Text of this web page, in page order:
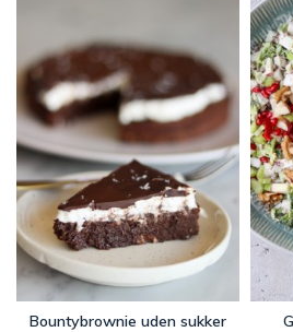
Bountybrownie uden sukker